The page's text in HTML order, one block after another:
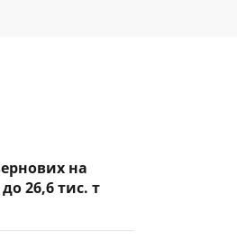
на
26,6 тис. т